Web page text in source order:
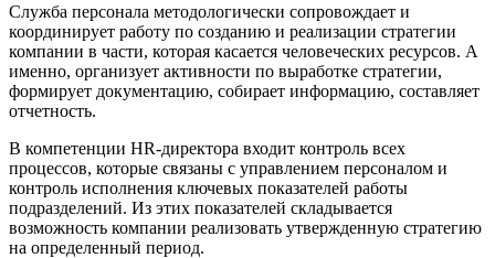
Служба персонала методологически сопровождает и
координирует работу по созданию и реализации стратегии
компании в части, которая касается человеческих ресурсов. А
именно, организует активности по выработке стратегии,
формирует документацию, собирает информацию, составляет
отчетность.
В компетенции HR-директора входит контроль всех
процессов, которые связаны с управлением персоналом и
контроль исполнения ключевых показателей работы
подразделений. Из этих показателей складывается
возможность компании реализовать утвержденную стратегию
на определенный период.